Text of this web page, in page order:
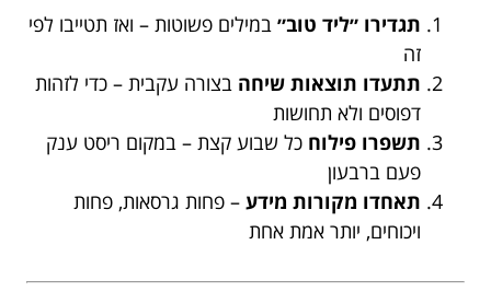
תגדירו ״ליד טוב״ במילים פשוטות – ואז תטייבו לפי
זה
תתעדו תוצאות שיחה בצורה עקבית – כדי לזהות
דפוסים ולא תחושות
תשפרו פילוח כל שבוע קצת – במקום ריסט ענק
פעם ברבעון
תאחדו מקורות מידע – פחות גרסאות, פחות
ויכוחים, יותר אמת אחת